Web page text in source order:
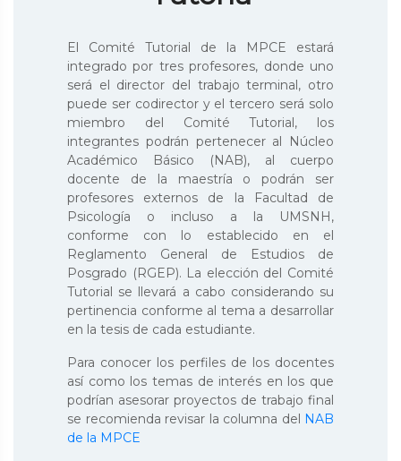
El Comité Tutorial de la MPCE estará
integrado por tres profesores, donde uno
será el director del trabajo terminal, otro
puede ser codirector y el tercero será solo
miembro del Comité Tutorial, los
integrantes podrán pertenecer al Núcleo
Académico Básico (NAB), al cuerpo
docente de la maestría o podrán ser
profesores externos de la Facultad de
Psicología o incluso a la UMSNH,
conforme con lo establecido en el
Reglamento General de Estudios de
Posgrado (RGEP). La elección del Comité
Tutorial se llevará a cabo considerando su
pertinencia conforme al tema a desarrollar
en la tesis de cada estudiante.
Para conocer los perfiles de los docentes
así como los temas de interés en los que
podrían asesorar proyectos de trabajo final
se recomienda revisar la columna del NAB
de la MPCE